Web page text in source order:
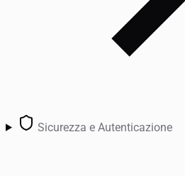
Sicurezza e Autenticazione